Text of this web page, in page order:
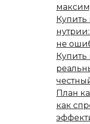
не
Купить
План
как